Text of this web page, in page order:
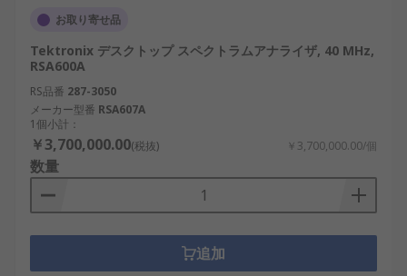
お取り寄せ品
Tektronix デスクトップ スペクトラムアナライザ, 40 MHz,
RSA600A
RS品番 287-3050
メーカー型番 RSA607A
1個小計：
￥3,700,000.00(税抜) ￥3,700,000.00/個
数量
追加